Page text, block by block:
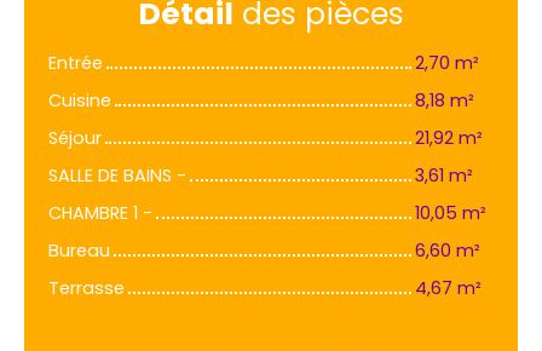
Détail des pièces
Entrée
2,70 m²
Cuisine
8,18 m²
Séjour
21,92 m²
SALLE DE BAINS -
3,61 m²
CHAMBRE 1 -
10,05 m²
Bureau
6,60 m²
Terrasse
4,67 m²